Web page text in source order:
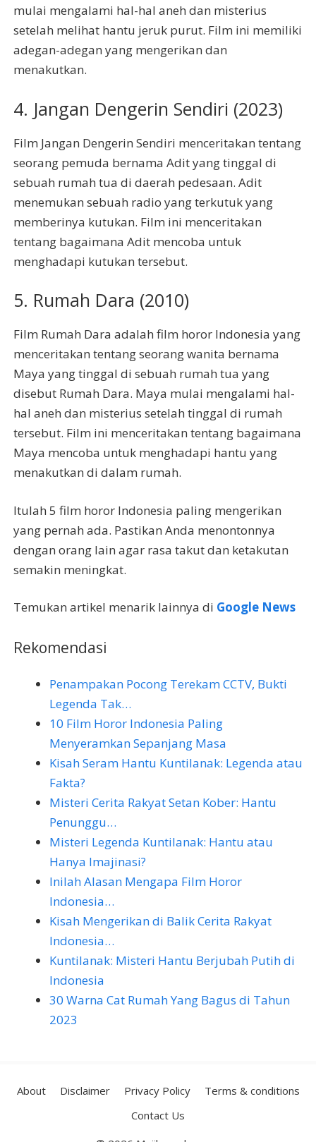
mulai mengalami hal-hal aneh dan misterius
setelah melihat hantu jeruk purut. Film ini memiliki
adegan-adegan yang mengerikan dan
menakutkan.
4. Jangan Dengerin Sendiri (2023)
Film Jangan Dengerin Sendiri menceritakan tentang
seorang pemuda bernama Adit yang tinggal di
sebuah rumah tua di daerah pedesaan. Adit
menemukan sebuah radio yang terkutuk yang
memberinya kutukan. Film ini menceritakan
tentang bagaimana Adit mencoba untuk
menghadapi kutukan tersebut.
5. Rumah Dara (2010)
Film Rumah Dara adalah film horor Indonesia yang
menceritakan tentang seorang wanita bernama
Maya yang tinggal di sebuah rumah tua yang
disebut Rumah Dara. Maya mulai mengalami hal-
hal aneh dan misterius setelah tinggal di rumah
tersebut. Film ini menceritakan tentang bagaimana
Maya mencoba untuk menghadapi hantu yang
menakutkan di dalam rumah.
Itulah 5 film horor Indonesia paling mengerikan
yang pernah ada. Pastikan Anda menontonnya
dengan orang lain agar rasa takut dan ketakutan
semakin meningkat.
Temukan artikel menarik lainnya di Google News
Rekomendasi
Penampakan Pocong Terekam CCTV, Bukti
Legenda Tak…
10 Film Horor Indonesia Paling
Menyeramkan Sepanjang Masa
Kisah Seram Hantu Kuntilanak: Legenda atau
Fakta?
Misteri Cerita Rakyat Setan Kober: Hantu
Penunggu…
Misteri Legenda Kuntilanak: Hantu atau
Hanya Imajinasi?
Inilah Alasan Mengapa Film Horor
Indonesia…
Kisah Mengerikan di Balik Cerita Rakyat
Indonesia…
Kuntilanak: Misteri Hantu Berjubah Putih di
Indonesia
30 Warna Cat Rumah Yang Bagus di Tahun
2023
About Disclaimer Privacy Policy
Terms & conditions
Contact Us